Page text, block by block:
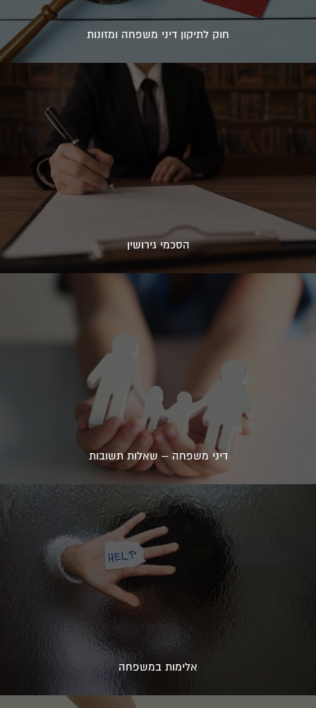
חוק לתיקון דיני משפחה ומזונות
הסכמי גירושין
דיני משפחה – שאלות תשובות
אלימות במשפחה